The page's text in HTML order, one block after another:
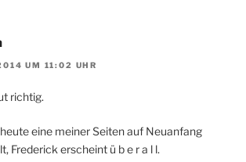
UM 11:02 UHR
richtig.
eine meiner Seiten auf Neuanfang
Frederick erscheint ü b e r a l l.